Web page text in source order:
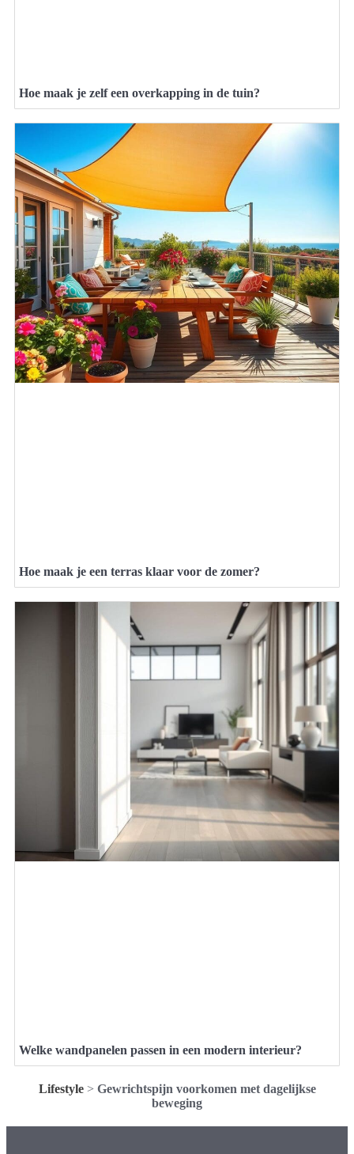
Hoe maak je zelf een overkapping in de tuin?
Hoe maak je een terras klaar voor de zomer?
Welke wandpanelen passen in een modern interieur?
Lifestyle> Gewrichtspijn voorkomen met dagelijkse
beweging